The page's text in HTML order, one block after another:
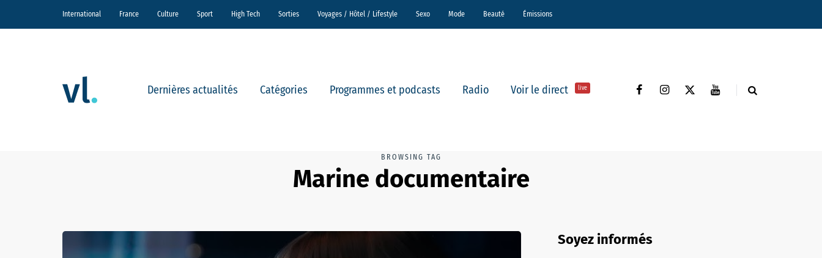
International France Culture Sport High Tech Sorties Voyages / Hôtel / Lifestyle Sexo Mode Beauté Émissions
Dernières actualités Catégories Programmes et podcasts Radio Voir le direct live
BROWSING TAG
Marine documentaire
Soyez informés